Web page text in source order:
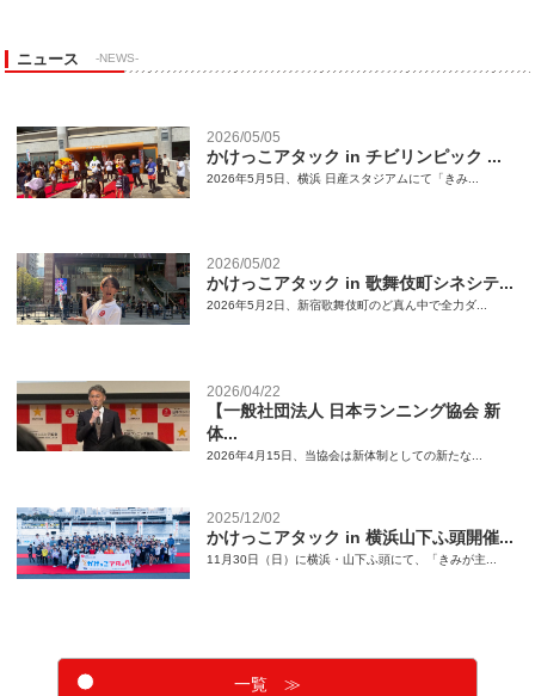
ニュース -NEWS-
2026/05/05
かけっこアタック in チビリンピック ...
2026年5月5日、横浜 日産スタジアムにて「きみ...
2026/05/02
かけっこアタック in 歌舞伎町シネシテ...
2026年5月2日、新宿歌舞伎町のど真ん中で全力ダ...
2026/04/22
【一般社団法人 日本ランニング協会 新
体...
2026年4月15日、当協会は新体制としての新たな...
2025/12/02
かけっこアタック in 横浜山下ふ頭開催...
11月30日（日）に横浜・山下ふ頭にて、「きみが主...
一覧 ≫